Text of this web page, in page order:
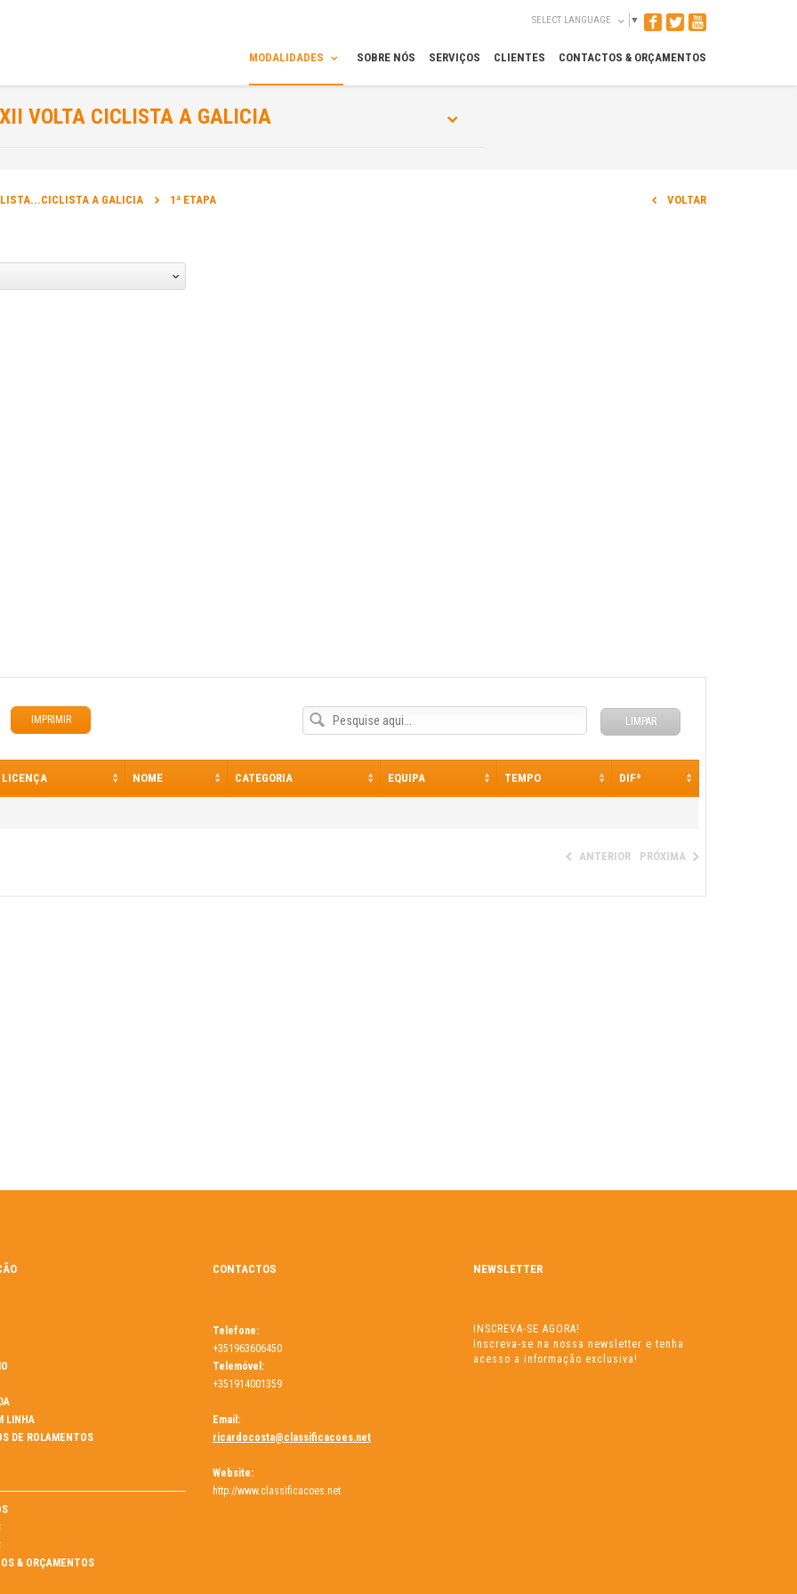
SELECT LANGUAGE ▼
MODALIDADES SOBRE NÓS SERVIÇOS CLIENTES CONTACTOS & ORÇAMENTOS
XII VOLTA CICLISTA A GALICIA
INFORMAÇÃO
A GALICIA 1ª ETAPA VOLTAR
IMPRIMIR LIMPAR
LICENÇA NOME CATEGORIA EQUIPA TEMPO DIFª
ANTERIOR PRÓXIMA
LINHA
DE ROLAMENTOS
& ORÇAMENTOS
CONTACTOS
Telefone:
+351963606450
Telemóvel:
+351914001359
Email:
ricardocosta@classificacoes.net
Website:
http://www.classificacoes.net
NEWSLETTER
INSCREVA-SE AGORA!
Inscreva-se na nossa newsletter e tenha
acesso a informação exclusiva!